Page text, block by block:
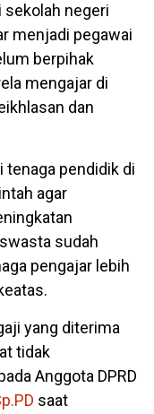
sekolah negeri
menjadi pegawai
berpihak
mengajar di
dan
tenaga pendidik di
agar
sudah
pengajar lebih
yang diterima
tidak
Anggota DPRD
saat